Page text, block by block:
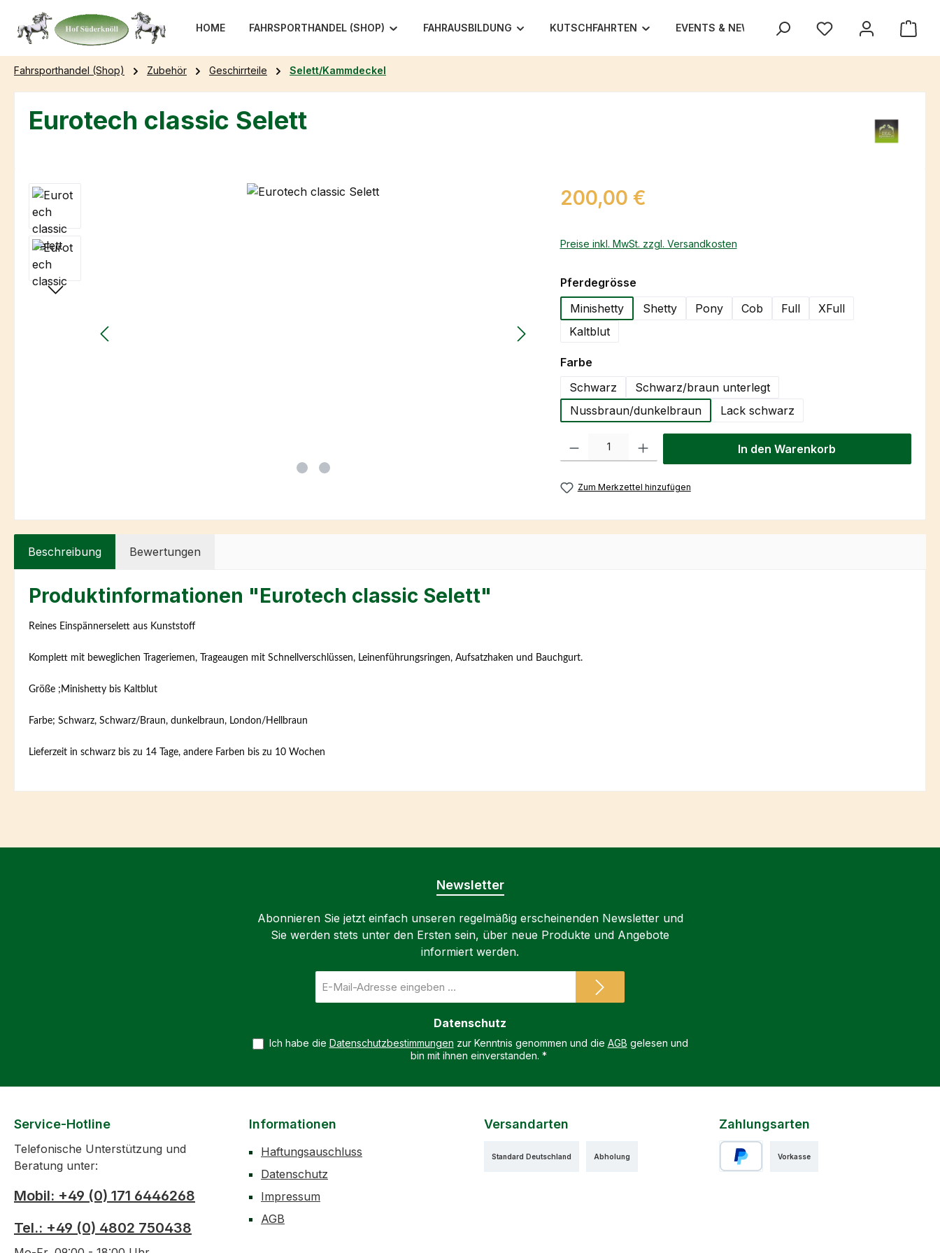
Hauptinhalt springen
Zur Suche springen
Zur Hauptnavigation springen
HOME FAHRSPORTHANDEL (SHOP) FAHRAUSBILDUNG KUTSCHFAHRTEN EVENTS & NEWS UNSER TEAM TEXAS
Fahrsporthandel (Shop) Zubehör Geschirrteile Selett/Kammdeckel
Eurotech classic Selett
Bildergalerie überspringen Regulärer Preis:
200,00 €
Preise inkl. MwSt. zzgl. Versandkosten
Pferdegrösseauswählen
Minishetty
Shetty Pony Cob Full
XFull
Kaltblut
Farbeauswählen
Schwarz
Schwarz/braun unterlegt
Nussbraun/dunkelbraun
Lack schwarz
Produkt Anzahl: Gib den gewünschten Wert ein oder benutze die Schaltflächen
In den Warenkorb
Zum Merkzettel hinzufügen
Beschreibung Bewertungen
Produktinformationen "Eurotech classic Selett"
Reines Einspännerselett aus Kunststoff
Komplett mit beweglichen Trageriemen, Trageaugen mit Schnellverschlüssen, Leinenführungsringen, Aufsatzhaken und Bauchgurt.
Größe ;Minishetty bis Kaltblut
Farbe; Schwarz, Schwarz/Braun, dunkelbraun, London/Hellbraun
Lieferzeit in schwarz bis zu 14 Tage, andere Farben bis zu 10 Wochen
Newsletter
Abonnieren Sie jetzt einfach unseren regelmäßig erscheinenden Newsletter und
Sie werden stets unter den Ersten sein, über neue Produkte und Angebote
informiert werden.
Mail-
Datenschutz
Ich habe die Datenschutzbestimmungen zur Kenntnis genommen und die AGB gelesen und
bin mit ihnen einverstanden. *
Service-Hotline
Telefonische Unterstützung und
Beratung unter:
Mobil: +49 (0) 171 6446268
Tel.: +49 (0) 4802 750438
Informationen
Haftungsauschluss
Datenschutz
Impressum
AGB
Versandarten
Standard Deutschland Abholung
Zahlungsarten
Vorkasse